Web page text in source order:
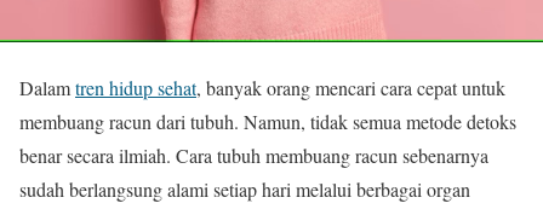
Dalamtren hidup sehat, banyak orang mencari cara cepat untuk
membuang racun dari tubuh. Namun, tidak semua metode detoks
benar secara ilmiah. Cara tubuh membuang racun sebenarnya
sudah berlangsung alami setiap hari melalui berbagai organ